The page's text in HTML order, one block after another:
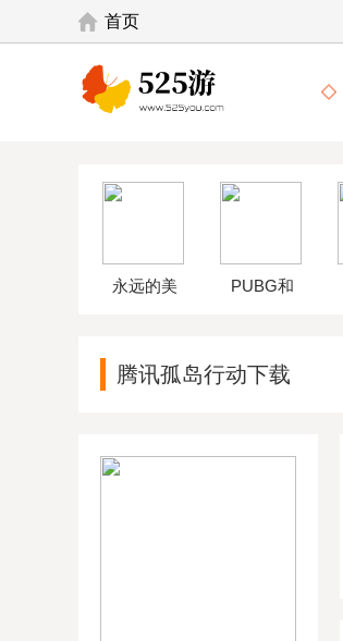
首页
永远的美
解版
PUBG和
验服
腾讯孤岛行动下载